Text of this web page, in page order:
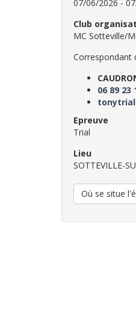
07/06/2026 -
Club
MC Sotteville/
Correspondant
06 89 23
Epreuve
Trial
Lieu
SOTTEVILLE-
Où se situe